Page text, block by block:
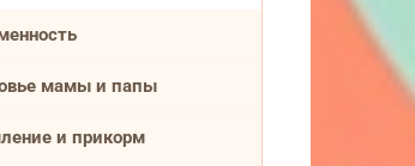
мамы и папы
и прикорм